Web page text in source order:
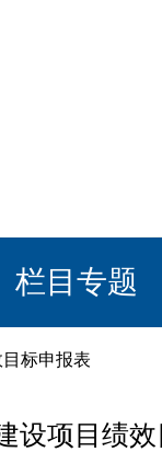
栏目专题
标申报表
设项目绩